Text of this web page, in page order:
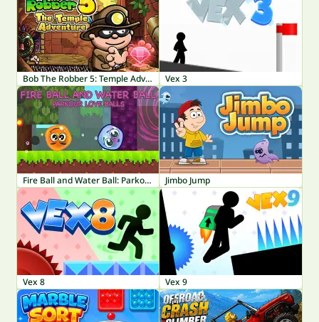
Bob The Robber 5: Temple Adventure Vex 3
Fire Ball and Water Ball: Parkour Love Balls Jimbo Jump
Vex 8 Vex 9